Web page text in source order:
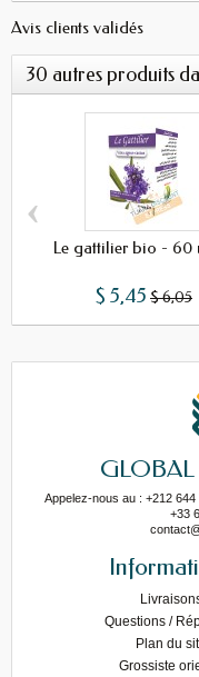
Avis clients validés
30 autres produits
Le gattilier bio - 60
$ 5,45 $ 6,05
‹
Appelez-nous au : +212
+33
Questions /
Plan du
Grossiste